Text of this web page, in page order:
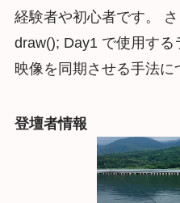
経験者や初心者です。
draw(); Day1 で使用する
映像を同期させる手法に
登壇者情報